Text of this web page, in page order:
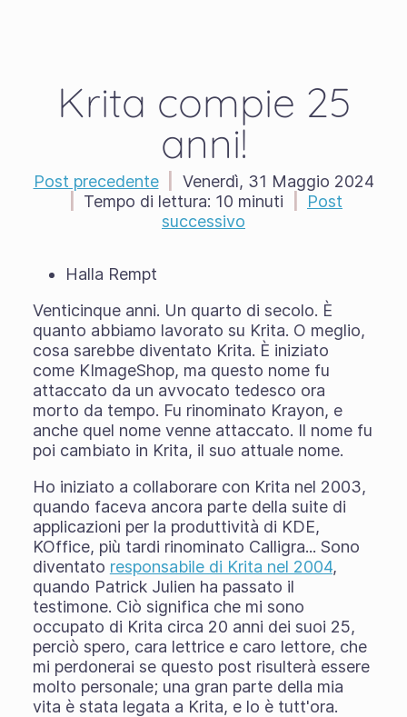
Krita compie 25
anni!
Post precedente
Venerdì, 31 Maggio 2024
Tempo di lettura: 10 minuti
Post
successivo
Halla Rempt
Venticinque anni. Un quarto di secolo. È
quanto abbiamo lavorato su Krita. O meglio,
cosa sarebbe diventato Krita. È iniziato
come KImageShop, ma questo nome fu
attaccato da un avvocato tedesco ora
morto da tempo. Fu rinominato Krayon, e
anche quel nome venne attaccato. Il nome fu
poi cambiato in Krita, il suo attuale nome.
Ho iniziato a collaborare con Krita nel 2003,
quando faceva ancora parte della suite di
applicazioni per la produttività di KDE,
KOffice, più tardi rinominato Calligra... Sono
diventato responsabile di Krita nel 2004,
quando Patrick Julien ha passato il
testimone. Ciò significa che mi sono
occupato di Krita circa 20 anni dei suoi 25,
perciò spero, cara lettrice e caro lettore, che
mi perdonerai se questo post risulterà essere
molto personale; una gran parte della mia
vita è stata legata a Krita, e lo è tutt'ora.